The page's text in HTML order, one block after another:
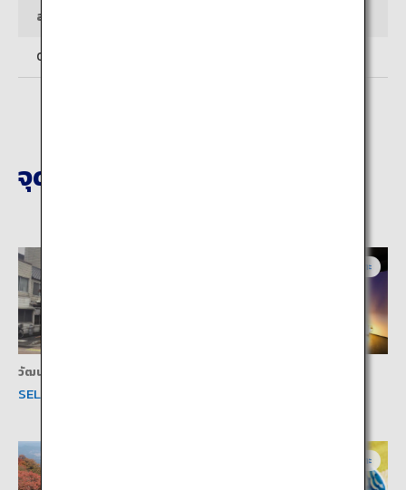
สอบถามข้อมูล
097-536-6250 (Tourism Oita)
จุดหมายปลายทางที่ใกล้เคียง
วัฒนธรรม
SELECT BEPPU
โออิตะ
โออิตะ